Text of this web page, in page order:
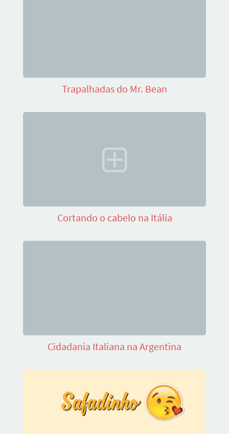
Trapalhadas do Mr. Bean
Cortando o cabelo na Itália
Cidadania Italiana na Argentina